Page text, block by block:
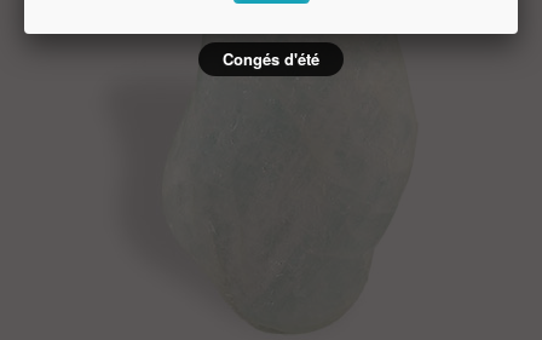
Congés d'été